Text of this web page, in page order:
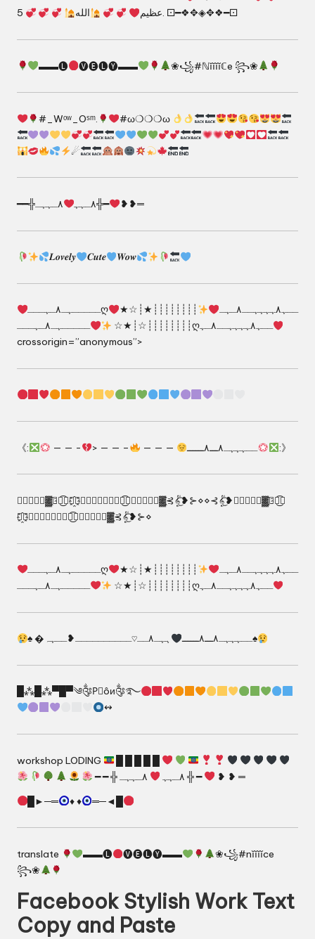
عظيم
الله 5. ⚀━❖✥◈✥❖━⚀
▬▬🅛 🅥🅔🅛🅨▬▬ ❀꧁#ℕĭĭĭĭℂe ꧂❀
#_Wᵒʷ_Oˢᵐ​. #ω​❍❍❍ω
☄
━━╬٨ـﮩﮩ٨ـﮩﮩـ╬━ ❥❥═
𝑳𝒐𝒗𝒆𝒍𝒚 𝑪𝒖𝒕𝒆 𝑾𝒐𝒘
ـــــﮩـ٨ـﮩـــღــﮩ٨ﮩﮩﮩﮩــ٨ـﮩـ
┊┊┊┊┊┊┊┊★┊☆★
┊┊┊┊┊┊┊┊☆┊★☆
ـــــﮩـ٨ـﮩـــღــﮩ٨ﮩﮩﮩﮩــ٨ـﮩ
crossorigin=”anonymous”>
‎‎《: — — - > — — – — — — ــہہہـ٨ـــ٨ــــــ :》
𖣘⃢⃢⃢⃢▓҈⊰❀͜͡❥▓҈⃢⃢⃢⃢⃢⃢⚘⊰❀͜͡❥𖣘⃢⃢⃢⃢▓҈⊰𝄟͜͡❥⊱⋄⋄⊰𝄟͜͡❥𖣘⃢⃢⃢⃢▓҈⊰❀͜͡❥
▓҈⃢⃢⃢⃢⃢⃢⚘⊰❀͜͡❥𖣘⃢⃢⃢⃢▓҈⊰𝄟͜͡❥⊱⋄
ـــــﮩـ٨ـﮩـــღــﮩ٨ﮩﮩﮩﮩــ٨ـﮩـ
┊┊┊┊┊┊┊┊★┊☆★
┊┊┊┊┊┊┊┊☆┊★☆
ـــــﮩـ٨ـﮩـــღــﮩ٨ﮩﮩﮩﮩــ٨ـﮩ
♠ �ــہہہـ٨ـــ٨ــــــہہـ٨ــ♡ــــــــــ❥ــہہ♠
█⁂█⁂▀█▀༄༂P⃟ôи༂࿐
↭
workshop LODING
━ ━ ╬ ٨ـﮩﮩ ٨ـﮩﮩـ ╬ ━
❥ ❥ ═
█►─═
♦️♦️ ═─◄█
translate ▬▬🅛 🅥🅔🅛🅨▬▬
❀꧁#nĭĭĭĭce
꧂❀
Facebook Stylish Work Text
Copy and Paste